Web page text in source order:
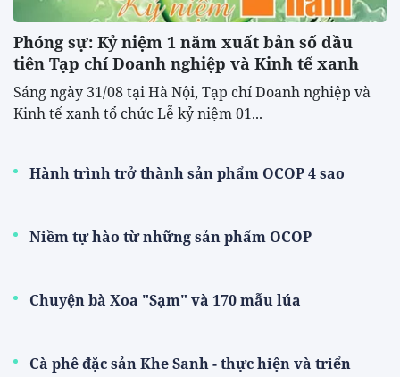
Phóng sự: Kỷ niệm 1 năm xuất bản số đầu
tiên Tạp chí Doanh nghiệp và Kinh tế xanh
Sáng ngày 31/08 tại Hà Nội, Tạp chí Doanh nghiệp và
Kinh tế xanh tổ chức Lễ kỷ niệm 01...
Hành trình trở thành sản phẩm OCOP 4 sao
Niềm tự hào từ những sản phẩm OCOP
Chuyện bà Xoa "Sạm" và 170 mẫu lúa
Cà phê đặc sản Khe Sanh - thực hiện và triển